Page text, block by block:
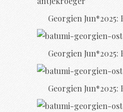
Georgien Jun*2025:
Georgien Jun*2025:
Georgien Jun*2025: